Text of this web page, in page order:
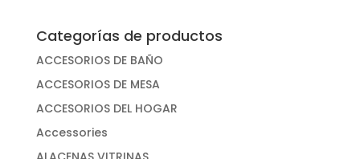
Categorías de productos
ACCESORIOS DE BAÑO
ACCESORIOS DE MESA
ACCESORIOS DEL HOGAR
Accessories